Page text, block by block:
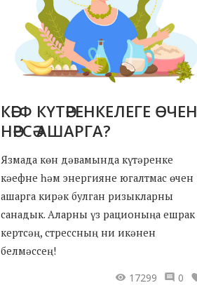
КӘЕФ КҮТӘРЕНКЕЛЕГЕ ӨЧЕН
НӘРСӘ АШАРГА?
Язмада көн дәвамында күтәренке
кәефне һәм энергияне югалтмас өчен
ашарга кирәк булган ризыкларны
санадык. Аларны үз рационыңа ешрак
кертсәң, стрессның ни икәнен
белмәссең!
17299
0